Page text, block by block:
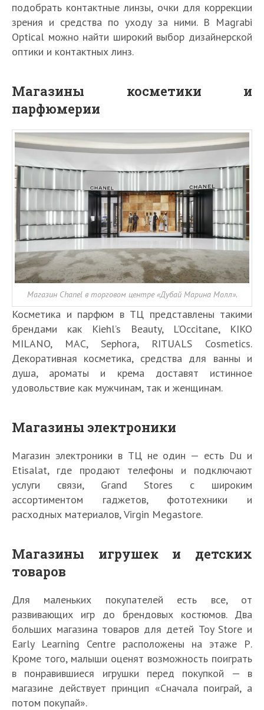
подобрать контактные линзы, очки для коррекции
зрения и средства по уходу за ними. В Magrabi
Optical можно найти широкий выбор дизайнерской
оптики и контактных линз.
Магазины косметики и
парфюмерии
Магазин Chanel в торговом центре «Дубай Марина Молл».
Косметика и парфюм в ТЦ представлены такими
брендами как Kiehl’s Beauty, L’Occitane, KIKO
MILANO, MAC, Sephora, RITUALS Cosmetics.
Декоративная косметика, средства для ванны и
душа, ароматы и крема доставят истинное
удовольствие как мужчинам, так и женщинам.
Магазины электроники
Магазин электроники в ТЦ не один — есть Du и
Etisalat, где продают телефоны и подключают
услуги связи, Grand Stores с широким
ассортиментом гаджетов, фототехники и
расходных материалов, Virgin Megastore.
Магазины игрушек и детских
товаров
Для маленьких покупателей есть все, от
развивающих игр до брендовых костюмов. Два
больших магазина товаров для детей Toy Store и
Early Learning Centre расположены на этаже Р.
Кроме того, малыши оценят возможность поиграть
в понравившиеся игрушки перед покупкой — в
магазине действует принцип «Сначала поиграй, а
потом покупай».